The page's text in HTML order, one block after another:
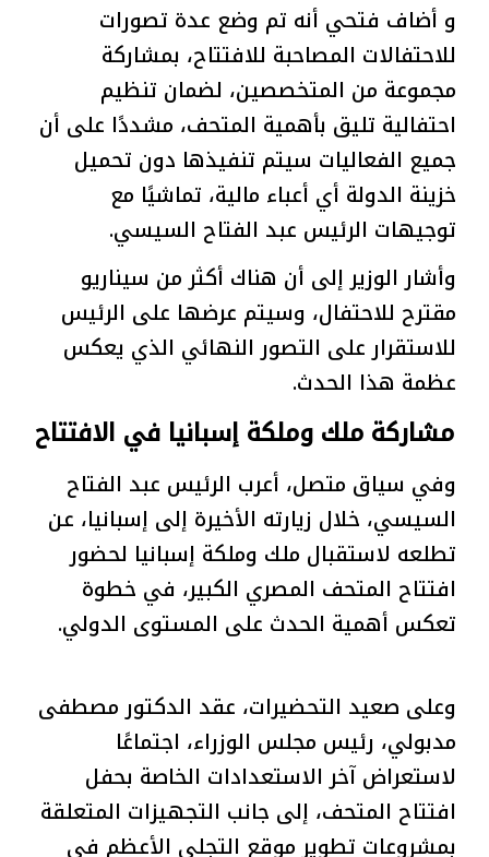
و أضاف فتحي أنه تم وضع عدة تصورات
للاحتفالات المصاحبة للافتتاح، بمشاركة
مجموعة من المتخصصين، لضمان تنظيم
احتفالية تليق بأهمية المتحف، مشددًا على أن
جميع الفعاليات سيتم تنفيذها دون تحميل
خزينة الدولة أي أعباء مالية، تماشيًا مع
توجيهات الرئيس عبد الفتاح السيسي.
وأشار الوزير إلى أن هناك أكثر من سيناريو
مقترح للاحتفال، وسيتم عرضها على الرئيس
للاستقرار على التصور النهائي الذي يعكس
عظمة هذا الحدث.
مشاركة ملك وملكة إسبانيا في الافتتاح
وفي سياق متصل، أعرب الرئيس عبد الفتاح
السيسي، خلال زيارته الأخيرة إلى إسبانيا، عن
تطلعه لاستقبال ملك وملكة إسبانيا لحضور
افتتاح المتحف المصري الكبير، في خطوة
تعكس أهمية الحدث على المستوى الدولي.
وعلى صعيد التحضيرات، عقد الدكتور مصطفى
مدبولي، رئيس مجلس الوزراء، اجتماعًا
لاستعراض آخر الاستعدادات الخاصة بحفل
افتتاح المتحف، إلى جانب التجهيزات المتعلقة
بمشروعات تطوير موقع التجلي الأعظم في